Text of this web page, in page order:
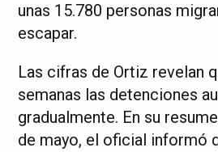
unas 15.780 personas
escapar.
Las cifras de Ortiz revelan
semanas las detenciones
gradualmente. En su
de mayo, el oficial informó